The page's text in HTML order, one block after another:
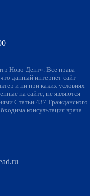
Ново-Дент». Все права
данный интернет-сайт
и ни при каких условиях
на сайте, не являются
Статьи 437 Гражданского
консультация врача.